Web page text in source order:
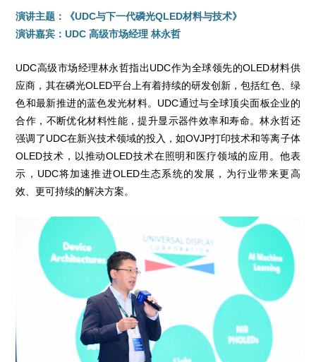
演讲主题：《UDC与下一代磷光QLED材料与技术》
演讲嘉宾：UDC 高级市场经理 林永哲
UDC高级市场经理林永哲指出UDC作为全球领先的OLED材料供
应商，其在磷光OLED平台上有着持续的研发创新，包括红色、绿
色和最新推进的蓝色发光材料。UDC通过与全球顶尖面板企业的
合作，不断优化材料性能，提升显示器件效率和寿命。林永哲还
强调了UDC在新兴技术领域的投入，如OVJP打印技术和等离子体
OLED技术，以推动OLED技术在照明和医疗领域的应用。他表
示，UDC将加速推进OLED生态系统的发展，为行业带来更高
效、更可持续的解决方案。